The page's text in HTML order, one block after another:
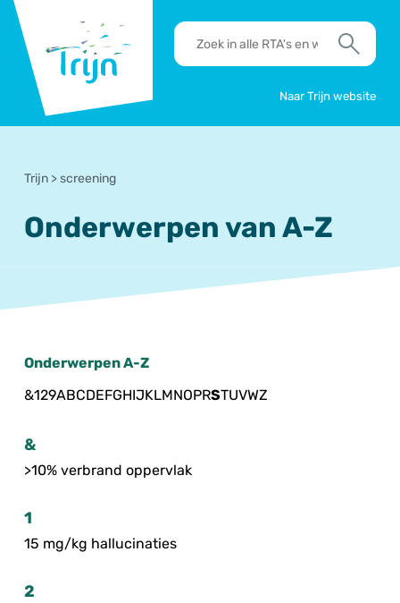
Trijn
RTA's
en
Zoek
Naar Trijn website
Trijn >screening
Onderwerpen van A-Z
Onderwerpen A-Z
&129ABCDEFGHIJKLMNOPRSTUVWZ
&
>10% verbrand oppervlak
1
15 mg/kg hallucinaties
2